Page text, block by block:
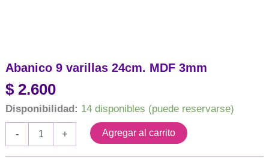
Abanico 9 varillas 24cm. MDF 3mm
$ 2.600
Disponibilidad: 14 disponibles (puede reservarse)
- + Agregar al carrito